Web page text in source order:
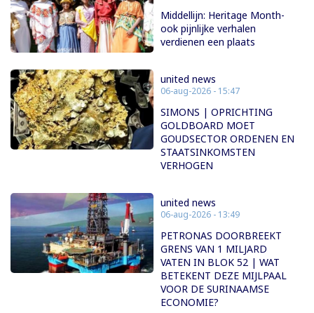
Middellijn: Heritage Month-
ook pijnlijke verhalen
verdienen een plaats
united news
06-aug-2026 - 15:47
SIMONS | OPRICHTING
GOLDBOARD MOET
GOUDSECTOR ORDENEN EN
STAATSINKOMSTEN
VERHOGEN
united news
06-aug-2026 - 13:49
PETRONAS DOORBREEKT
GRENS VAN 1 MILJARD
VATEN IN BLOK 52 | WAT
BETEKENT DEZE MIJLPAAL
VOOR DE SURINAAMSE
ECONOMIE?